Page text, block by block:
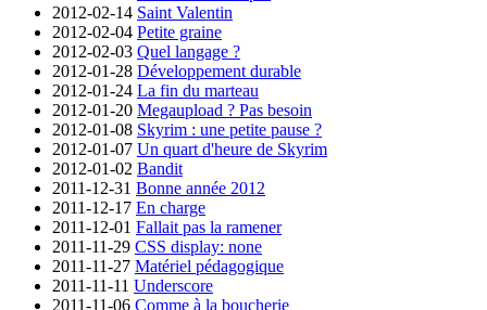
2012-02-14 Saint Valentin
2012-02-04 Petite graine
2012-02-03 Quel langage ?
2012-01-28 Développement durable
2012-01-24 La fin du marteau
2012-01-20 Megaupload ? Pas besoin
2012-01-08 Skyrim : une petite pause ?
2012-01-07 Un quart d'heure de Skyrim
2012-01-02 Bandit
2011-12-31 Bonne année 2012
2011-12-17 En charge
2011-12-01 Fallait pas la ramener
2011-11-29 CSS display: none
2011-11-27 Matériel pédagogique
2011-11-11 Underscore
2011-11-06 Comme à la boucherie